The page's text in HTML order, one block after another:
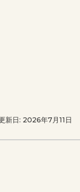
新日: 2026年7月11日